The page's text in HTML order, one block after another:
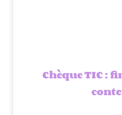
Chèque TIC :